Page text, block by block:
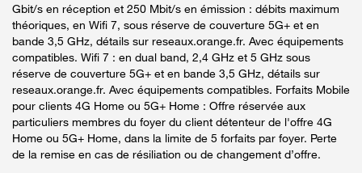
Gbit/s en réception et 250 Mbit/s en émission : débits maximum
théoriques, en Wifi 7, sous réserve de couverture 5G+ et en
bande 3,5 GHz, détails sur reseaux.orange.fr. Avec équipements
compatibles. Wifi 7 : en dual band, 2,4 GHz et 5 GHz sous
réserve de couverture 5G+ et en bande 3,5 GHz, détails sur
reseaux.orange.fr. Avec équipements compatibles. Forfaits Mobile
pour clients 4G Home ou 5G+ Home : Offre réservée aux
particuliers membres du foyer du client détenteur de l'offre 4G
Home ou 5G+ Home, dans la limite de 5 forfaits par foyer. Perte
de la remise en cas de résiliation ou de changement d’offre.